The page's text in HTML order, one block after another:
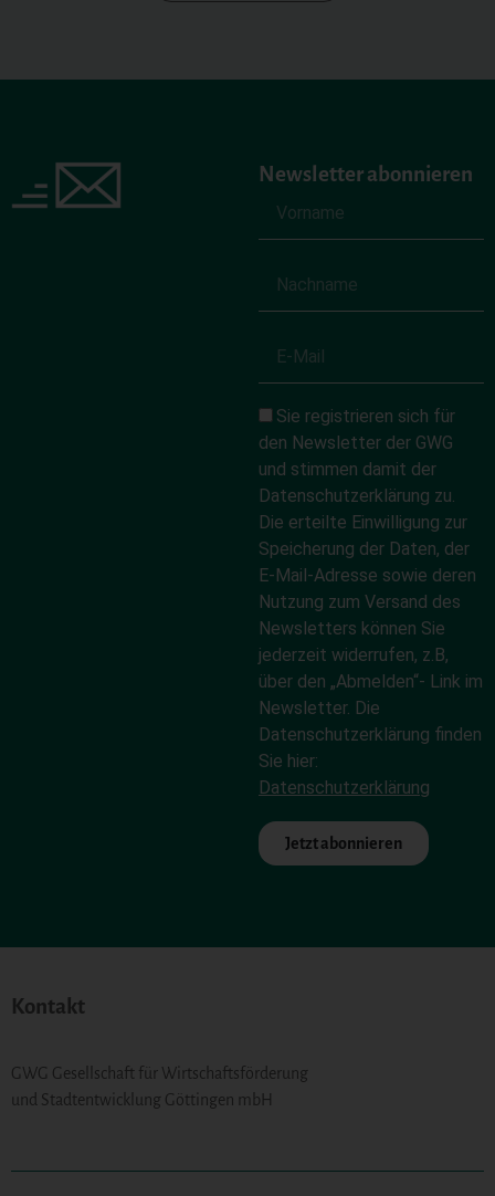
Newsletter abonnieren
Sie registrieren sich für
den Newsletter der GWG
und stimmen damit der
Datenschutzerklärung zu.
Die erteilte Einwilligung zur
Speicherung der Daten, der
E-Mail-Adresse sowie deren
Nutzung zum Versand des
Newsletters können Sie
jederzeit widerrufen, z.B,
über den „Abmelden“- Link im
Newsletter. Die
Datenschutzerklärung finden
Sie hier:
Datenschutzerklärung
Jetzt abonnieren
Kontakt
GWG Gesellschaft für Wirtschaftsförderung
und Stadtentwicklung Göttingen mbH